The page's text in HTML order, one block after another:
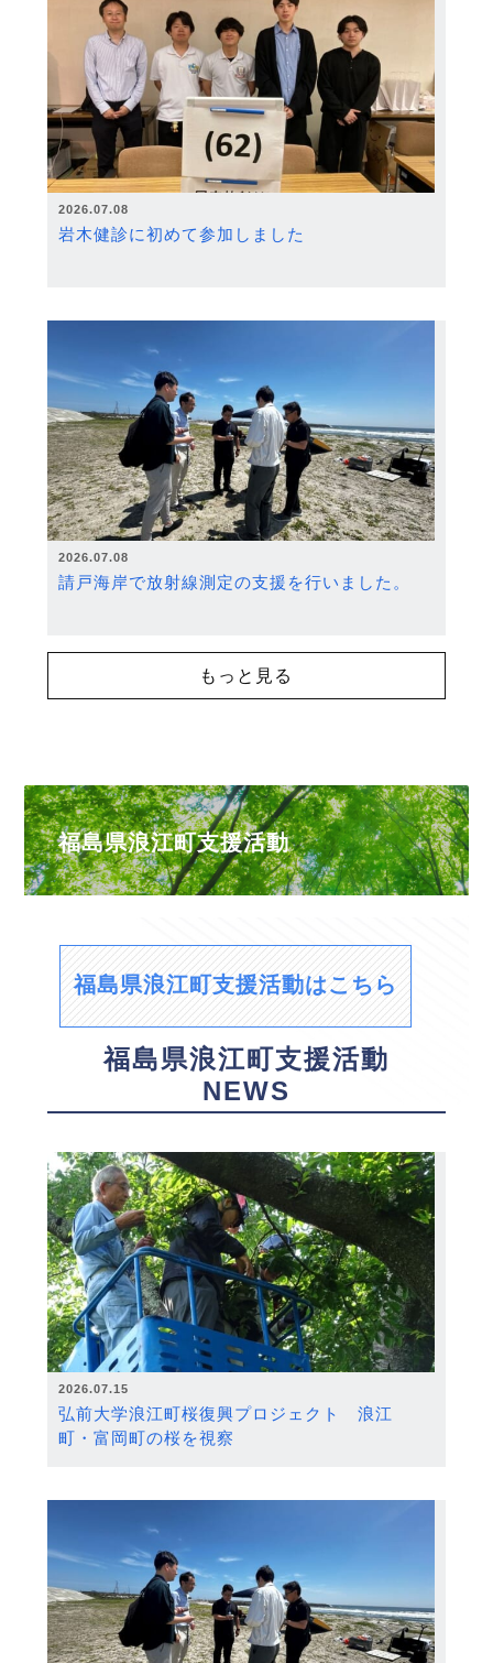
2026.07.08
岩木健診に初めて参加しました
2026.07.08
請戸海岸で放射線測定の支援を行いました。
もっと見る
福島県浪江町支援活動
福島県浪江町支援活動はこちら
福島県浪江町支援活動
NEWS
2026.07.15
弘前大学浪江町桜復興プロジェクト 浪江
町・富岡町の桜を視察